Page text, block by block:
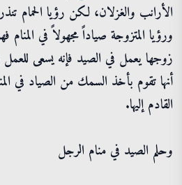
الأرانب والغزلان، لكن رؤيا الحمام
ورؤيا المتزوجة صياداً مجهولاً في
زوجها يعمل في الصيد فإنه يسعى
أنها تقوم بأخذ السمك من الصياد في
القادم إليها.
وحلم الصيد في منام الرجل